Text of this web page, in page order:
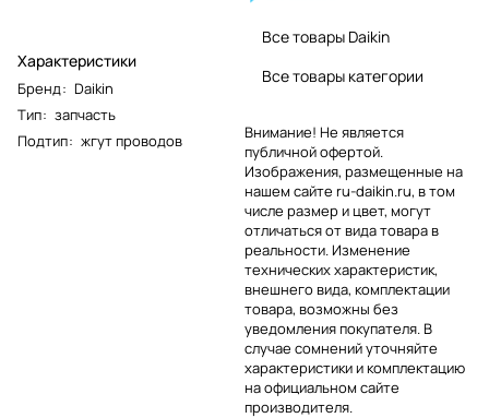
Характеристики
Бренд: Daikin
Тип: запчасть
Подтип: жгут проводов
Все товары Daikin
Все товары категории
Внимание! Не является
публичной офертой.
Изображения, размещенные на
нашем сайте ru-daikin.ru, в том
числе размер и цвет, могут
отличаться от вида товара в
реальности. Изменение
технических характеристик,
внешнего вида, комплектации
товара, возможны без
уведомления покупателя. В
случае сомнений уточняйте
характеристики и комплектацию
на официальном сайте
производителя.